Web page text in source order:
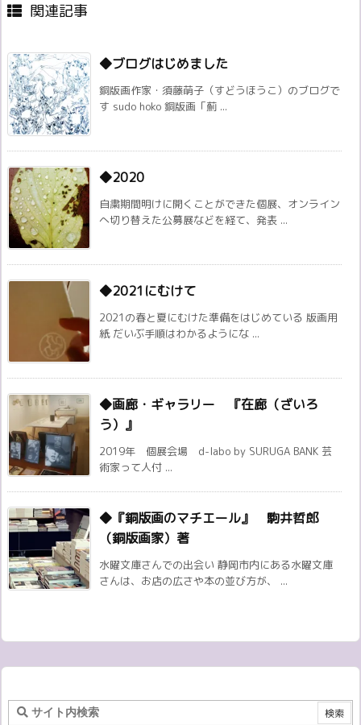
関連記事
◆ブログはじめました
銅版画作家・須藤萌子（すどうほうこ）のブログで
す sudo hoko 銅版画「薊 ...
◆2020
自粛期間明けに開くことができた個展、オンライン
へ切り替えた公募展などを経て、発表 ...
◆2021にむけて
2021の春と夏にむけた準備をはじめている 版画用
紙 だいぶ手順はわかるようにな ...
◆画廊・ギャラリー 『在廊（ざいろ
う）』
2019年 個展会場 d-labo by SURUGA BANK 芸
術家って人付 ...
◆『銅版画のマチエール』 駒井哲郎
（銅版画家）著
水曜文庫さんでの出会い 静岡市内にある水曜文庫
さんは、お店の広さや本の並び方が、 ...